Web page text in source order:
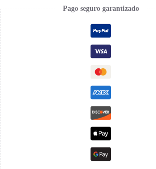
Pago seguro garantizado